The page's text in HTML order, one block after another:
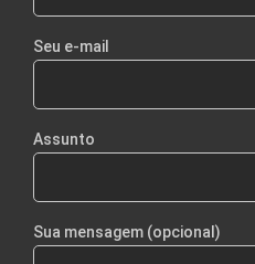
Seu e-mail
Assunto
Sua mensagem (opcional)